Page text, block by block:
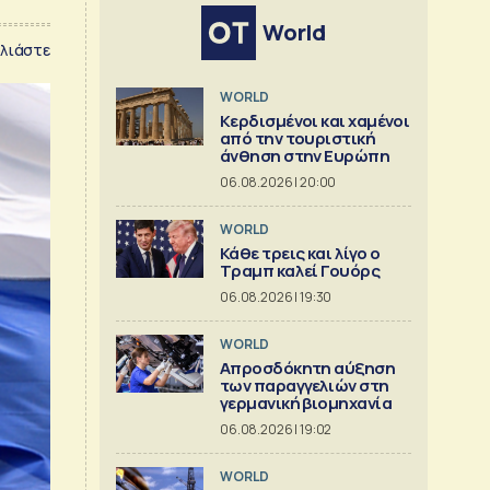
World
WORLD
Κερδισμένοι και χαμένοι
από την τουριστική
άνθηση στην Ευρώπη
06.08.2026 | 20:00
WORLD
Κάθε τρεις και λίγο ο
Τραμπ καλεί Γουόρς
06.08.2026 | 19:30
WORLD
Απροσδόκητη αύξηση
των παραγγελιών στη
γερμανική βιομηχανία
06.08.2026 | 19:02
WORLD